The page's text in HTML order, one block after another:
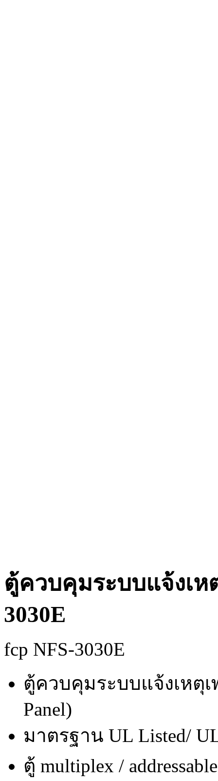
ตู้ควบคุมระบบแจ้งเห
3030E
fcp NFS-3030E
ตู้ควบคุมระบบแจ้งเหตุเ
Panel)
มาตรฐาน UL Listed/
ตู้ multiplex /